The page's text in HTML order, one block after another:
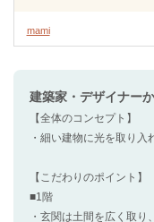
mami
建築家・デザイナー
【全体のコンセプト】
・細い建物に光を取り入
【こだわりのポイント】
■1階
・玄関は土間を広く取